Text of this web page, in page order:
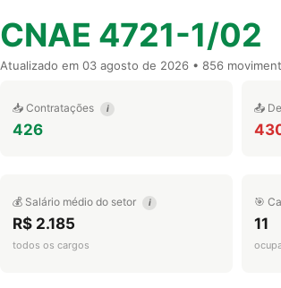
CNAE 4721-1/02
Atualizado em 03 agosto de 2026 • 856
📥 Contratações i
426
📤
💰 Salário médio do setor i
R$ 2.185
todos os cargos
🎯
11